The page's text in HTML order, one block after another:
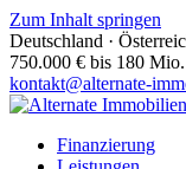
Zum Inhalt springen
Deutschland ·
750.000 € bis 180
kontakt@alternate-
Finanzierung